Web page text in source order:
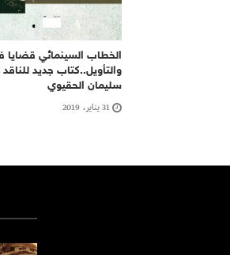
الخطاب السينمائي قضايا
والتأويل..كتاب جديد
سليمان الحقيوي
31 يناير، 2019